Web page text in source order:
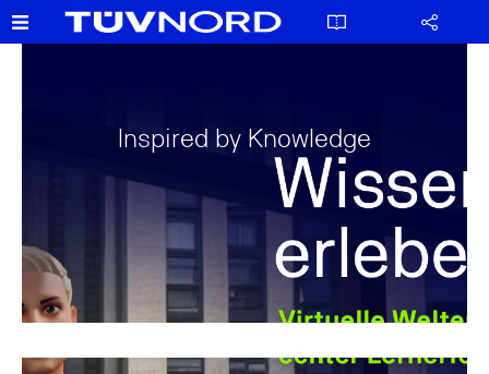
Inspired by Knowledge